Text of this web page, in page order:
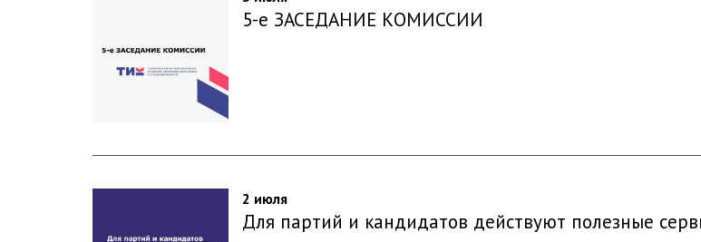
5-е ЗАСЕДАНИЕ КОМИССИИ
2 июля
Для партий и кандидатов действуют полезные